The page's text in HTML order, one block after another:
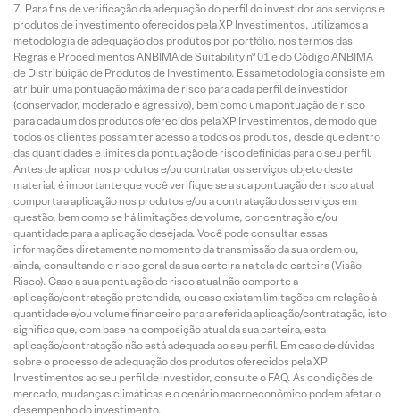
Para fins de verificação da adequação do perfil do investidor aos serviços e
produtos de investimento oferecidos pela XP Investimentos, utilizamos a
metodologia de adequação dos produtos por portfólio, nos termos das
Regras e Procedimentos ANBIMA de Suitability nº 01 e do Código ANBIMA
de Distribuição de Produtos de Investimento. Essa metodologia consiste em
atribuir uma pontuação máxima de risco para cada perfil de investidor
(conservador, moderado e agressivo), bem como uma pontuação de risco
para cada um dos produtos oferecidos pela XP Investimentos, de modo que
todos os clientes possam ter acesso a todos os produtos, desde que dentro
das quantidades e limites da pontuação de risco definidas para o seu perfil.
Antes de aplicar nos produtos e/ou contratar os serviços objeto deste
material, é importante que você verifique se a sua pontuação de risco atual
comporta a aplicação nos produtos e/ou a contratação dos serviços em
questão, bem como se há limitações de volume, concentração e/ou
quantidade para a aplicação desejada. Você pode consultar essas
informações diretamente no momento da transmissão da sua ordem ou,
ainda, consultando o risco geral da sua carteira na tela de carteira (Visão
Risco). Caso a sua pontuação de risco atual não comporte a
aplicação/contratação pretendida, ou caso existam limitações em relação à
quantidade e/ou volume financeiro para a referida aplicação/contratação, isto
significa que, com base na composição atual da sua carteira, esta
aplicação/contratação não está adequada ao seu perfil. Em caso de dúvidas
sobre o processo de adequação dos produtos oferecidos pela XP
Investimentos ao seu perfil de investidor, consulte o FAQ. As condições de
mercado, mudanças climáticas e o cenário macroeconômico podem afetar o
desempenho do investimento.